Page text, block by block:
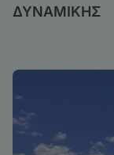
ΔΥΝΑΜΙΚΗΣ